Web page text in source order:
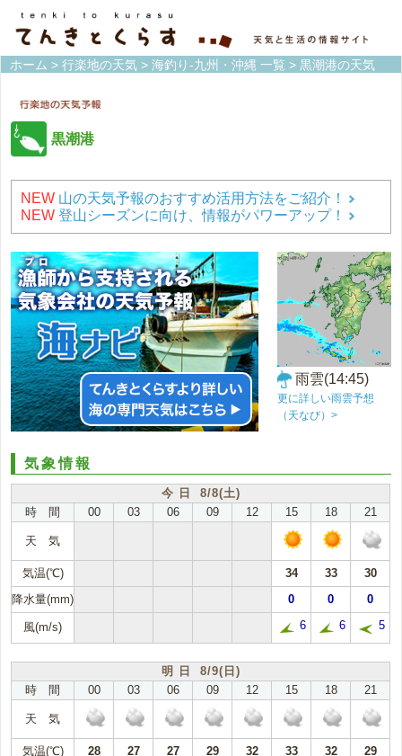
ホーム > 行楽地の天気 > 海釣り-九州・沖縄 一覧 > 黒潮港の天気
黒潮港
NEW 山の天気予報のおすすめ活用方法をご紹介！
NEW 登山シーズンに向け、情報がパワーアップ！
雨雲(14:45)
更に詳しい雨雲予想
（天なび）>
気象情報
今 日 8/8(土)
時 間
00 03 06 09 12 15 18 21
天 気
気温(℃) 34 33
30
降水量(mm)
0 0 0
風(m/s) 6 6 5
明 日 8/9(日)
時 間
00 03 06 09 12 15 18 21
天 気
気温(℃) 28 27 27 29 32 33 32
29